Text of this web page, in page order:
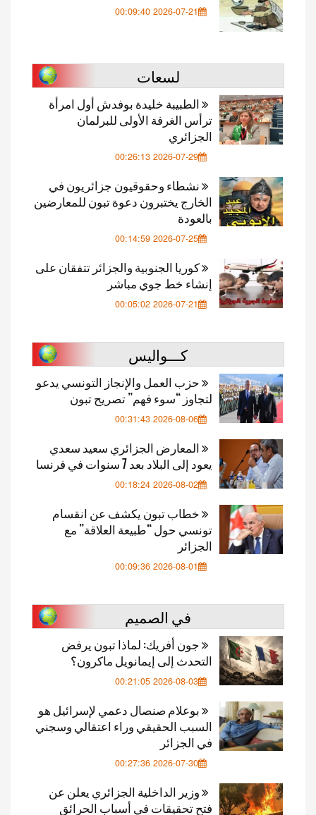
2026-07-21 00:09:40
لسعات
الطبيبة خليدة بوفدش أول امرأة
ترأس الغرفة الأولى للبرلمان
الجزائري
2026-07-29 00:26:13
نشطاء وحقوقيون جزائريون في
الخارج يختبرون دعوة تبون للمعارضين
بالعودة
2026-07-25 00:14:59
كوريا الجنوبية والجزائر تتفقان على
إنشاء خط جوي مباشر
2026-07-21 00:05:02
كـــواليس
حزب العمل والإنجاز التونسي يدعو
لتجاوز “سوء فهم” تصريح تبون
2026-08-06 00:31:43
المعارض الجزائري سعيد سعدي
يعود إلى البلاد بعد 7 سنوات في فرنسا
2026-08-02 00:18:24
خطاب تبون يكشف عن انقسام
تونسي حول “طبيعة العلاقة” مع
الجزائر
2026-08-01 00:09:36
في الصميم
جون أفريك: لماذا تبون يرفض
التحدث إلى إيمانويل ماكرون؟
2026-08-03 00:21:05
بوعلام صنصال دعمي لإسرائيل هو
السبب الحقيقي وراء اعتقالي وسجني
في الجزائر
2026-07-30 00:27:36
وزير الداخلية الجزائري يعلن عن
فتح تحقيقات في أسباب الحرائق